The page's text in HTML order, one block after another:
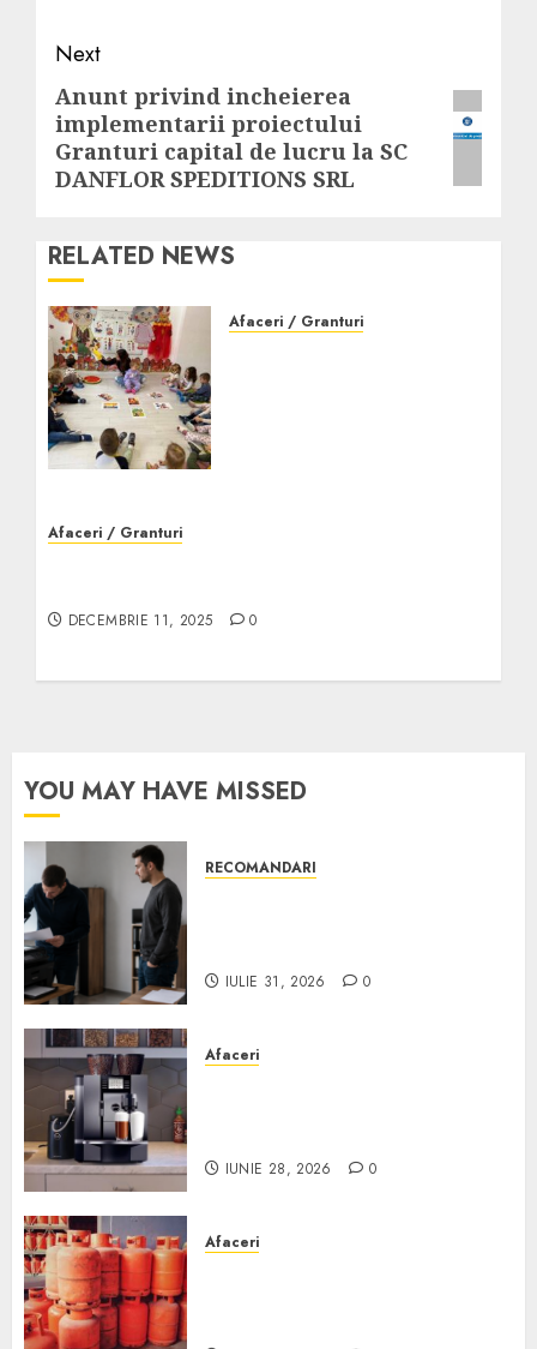
Next
Next
post:
Anunt privind incheierea
implementarii proiectului
Granturi capital de lucru la SC
DANFLOR SPEDITIONS SRL
RELATED NEWS
Afaceri / Granturi
Afaceri / Granturi
DECEMBRIE 11, 2025 0
YOU MAY HAVE MISSED
RECOMANDARI
IULIE 31, 2026 0
Afaceri
IUNIE 28, 2026 0
Afaceri